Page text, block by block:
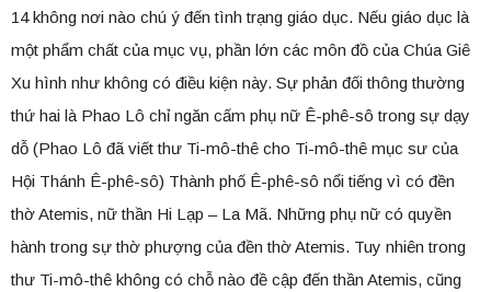
14 không nơi nào chú ý đến tình trạng giáo dục. Nếu giáo dục là
một phẩm chất của mục vụ, phần lớn các môn đồ của Chúa Giê
Xu hình như không có điều kiện này. Sự phản đối thông thường
thứ hai là Phao Lô chỉ ngăn cấm phụ nữ Ê-phê-sô trong sự dạy
dỗ (Phao Lô đã viết thư Ti-mô-thê cho Ti-mô-thê mục sư của
Hội Thánh Ê-phê-sô) Thành phố Ê-phê-sô nổi tiếng vì có đền
thờ Atemis, nữ thần Hi Lạp – La Mã. Những phụ nữ có quyền
hành trong sự thờ phượng của đền thờ Atemis. Tuy nhiên trong
thư Ti-mô-thê không có chỗ nào đề cập đến thần Atemis, cũng